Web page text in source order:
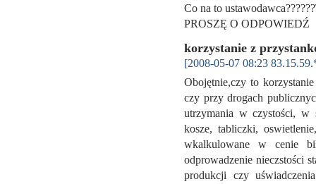
Co na to
PROSZĘ O
korzystanie z
[2008-05-07 08:23
Obojętnie,czy to
czy przy drogach
utrzymania w czystości, w
kosze, tabliczki,
wkalkulowane w cenie
odprowadzenie nieczstości
produkcji czy